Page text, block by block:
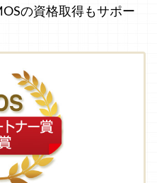
の資格取得もサポー